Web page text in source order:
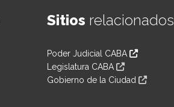
Sitios relacionados
Poder Judicial CABA
Legislatura CABA
Gobierno de la Ciudad